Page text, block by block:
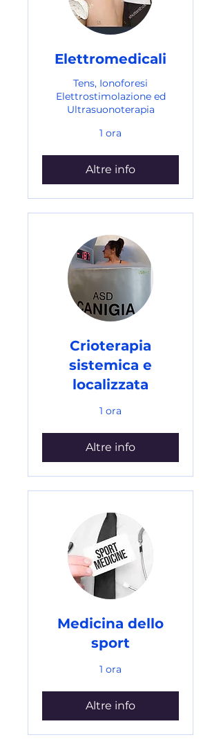
Elettromedicali
Tens, Ionoforesi
Elettrostimolazione ed
Ultrasuonoterapia
1 ora
Altre info
Crioterapia
sistemica e
localizzata
1 ora
Altre info
Medicina dello
sport
1 ora
Altre info